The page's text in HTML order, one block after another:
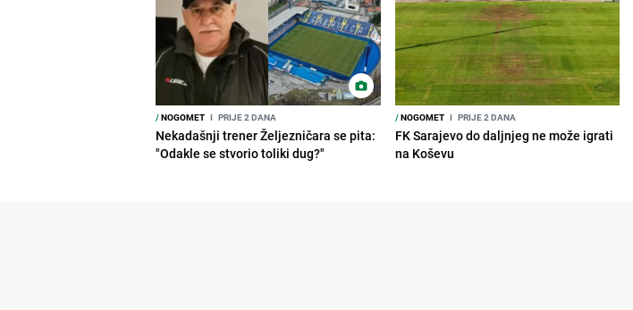
/NOGOMET I PRIJE 2 DANA
Nekadašnji trener Željezničara se pita:
"Odakle se stvorio toliki dug?"
/NOGOMET I PRIJE 2 DANA
FK Sarajevo do daljnjeg ne može igrati
na Koševu